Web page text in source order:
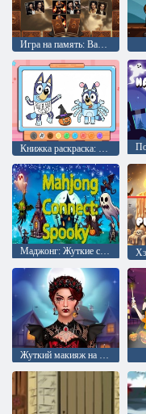
Игра на память: Вампиры
Маджонг: Жуткие соединения
Жуткий макияж на Хэллоуин